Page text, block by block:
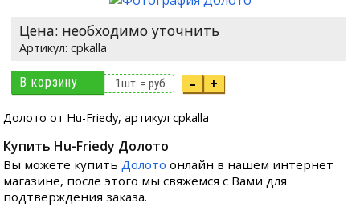
Цена: необходимо уточнить
cpkalla
В корзину 1шт. =руб. – +
Долото от Hu-Friedy, артикул cpkalla
Купить Hu-Friedy Долото
Вы можете купитьДолото онлайн в нашем интернет
магазине, после этого мы свяжемся с Вами для
подтверждения заказа.